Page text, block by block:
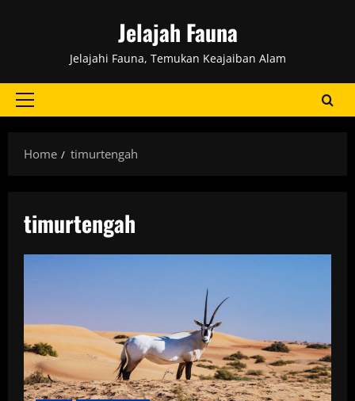
Jelajah Fauna
Jelajahi Fauna, Temukan Keajaiban Alam
Primary
Home
timurtengah
timurtengah